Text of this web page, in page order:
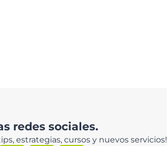
redes sociales.
estrategias, cursos y nuevos servicios!